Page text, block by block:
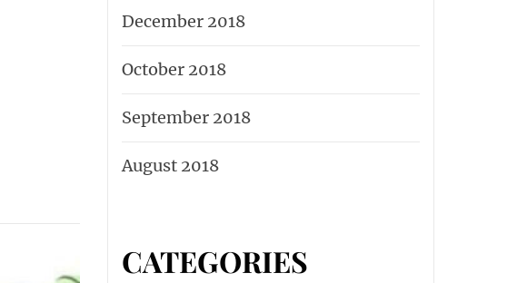
December 2018
October 2018
September 2018
August 2018
CATEGORIES